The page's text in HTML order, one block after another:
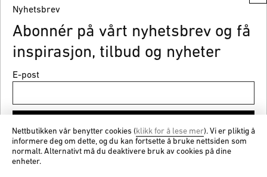
© CEMO 2026
Nyhetsbrev
Abonnér på vårt nyhetsbrev og få
inspirasjon, tilbud og nyheter
E-post
Få nyheter og gode tilbud fra cemo.no
Nettbutikken vår benytter cookies (klikk for å lese mer). Vi er pliktig å
informere deg om dette, og du kan fortsette å bruke nettsiden som
normalt. Alternativt må du deaktivere bruk av cookies på dine
enheter.